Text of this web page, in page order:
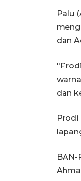
Palu
dan
dan
Prodi
BAN-